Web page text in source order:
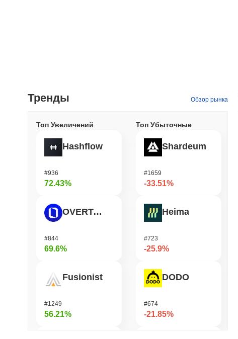
Тренды Обзор рынка
Топ Увеличений
Hashflow
#936
72.43%
OVERTAKE
#844
69.6%
Fusionist
#1249
56.21%
Топ Убыточные
Shardeum
#1659
-33.51%
Heima
#723
-25.9%
DODO
#674
-21.85%